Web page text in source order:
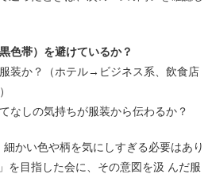
色帯）を避けているか？
装か？（ホテル→ビジネス系、飲食店
なしの気持ちが服装から伝わるか？
かい色や柄を気にしすぎる必要はあり
を目指した会に、その意図を汲 んだ服